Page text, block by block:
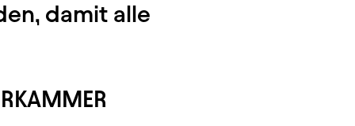
damit alle